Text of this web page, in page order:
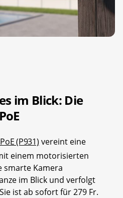
im Blick: Die
(P931) vereint eine
einem motorisierten
smarte Kamera
im Blick und verfolgt
ist ab sofort für 279 Fr.